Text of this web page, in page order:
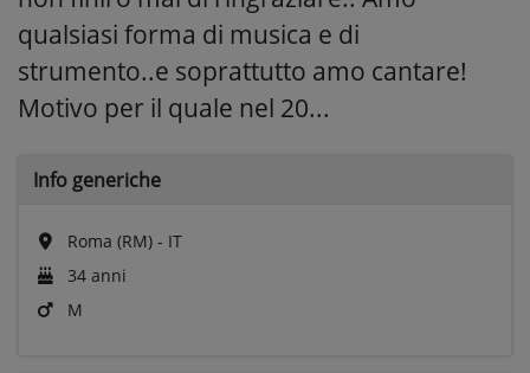
qualsiasi forma di musica e di
strumento..e soprattutto amo cantare!
Motivo per il quale nel 20...
Info generiche
Roma (RM) - IT
34 anni
M